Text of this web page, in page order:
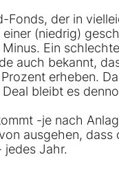
Fonds, der in
(niedrig)
Ein
auch bekannt,
erheben.
bleibt es
-je nach
ausgehen,
jedes Jahr.